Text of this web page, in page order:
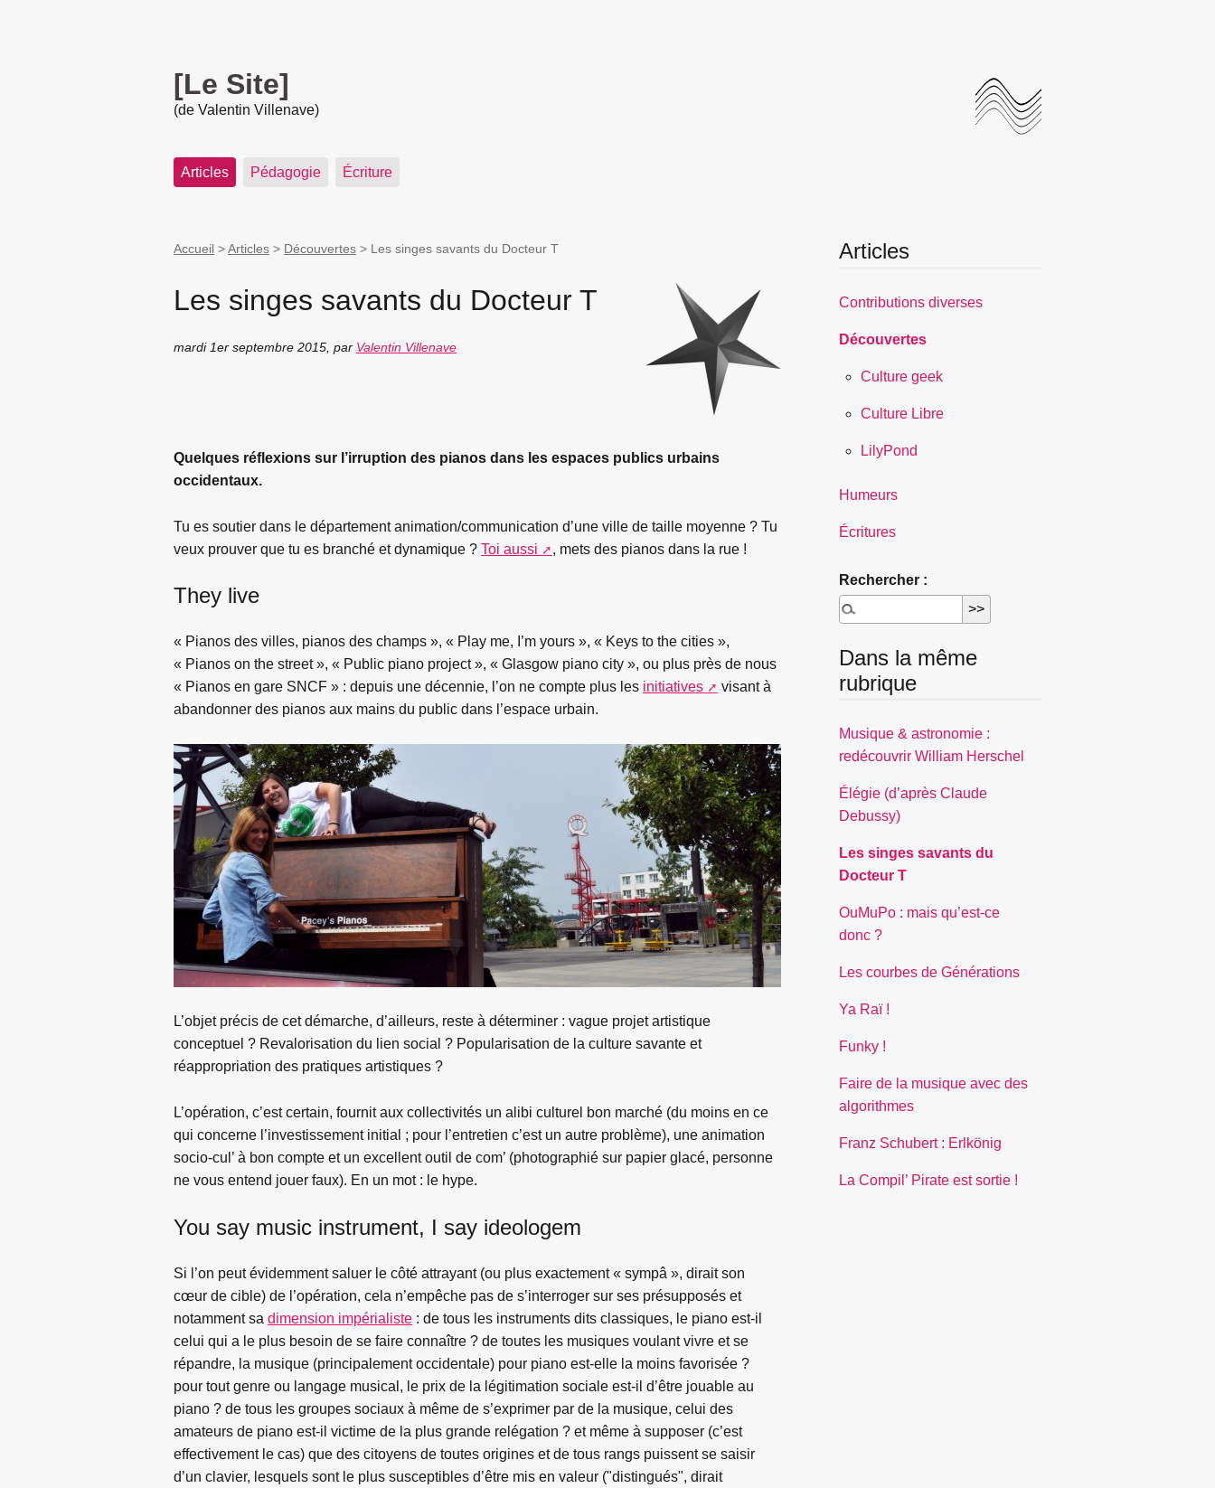
[Le Site]
(de Valentin Villenave)
Articles Pédagogie Écriture
Accueil >Articles > Découvertes > Les singes savants du Docteur T
Les singes savants du Docteur T
mardi 1er septembre 2015 par Valentin Villenave
Quelques réflexions sur l’irruption des pianos dans les espaces publics urbains
occidentaux.
Tu es soutier dans le département animation/communication d’une ville de taille moyenne ? Tu
veux prouver que tu es branché et dynamique ? Toi aussi , mets des pianos dans la rue !
They live
« Pianos des villes, pianos des champs », « Play me, I’m yours », « Keys to the cities »,
« Pianos on the street », « Public piano project », « Glasgow piano city », ou plus près de nous
« Pianos en gare SNCF » : depuis une décennie, l’on ne compte plus les initiatives
visant à
abandonner des pianos aux mains du public dans l’espace urbain.
L’objet précis de cet démarche, d’ailleurs, reste à déterminer : vague projet artistique
conceptuel ? Revalorisation du lien social ? Popularisation de la culture savante et
réappropriation des pratiques artistiques ?
L’opération, c’est certain, fournit aux collectivités un alibi culturel bon marché (du moins en ce
qui concerne l’investissement initial ; pour l’entretien c’est un autre problème), une animation
socio-cul’ à bon compte et un excellent outil de com’ (photographié sur papier glacé, personne
ne vous entend jouer faux). En un mot : le hype.
You say music instrument, I say ideologem
Si l’on peut évidemment saluer le côté attrayant (ou plus exactement « sympâ », dirait son
cœur de cible) de l’opération, cela n’empêche pas de s’interroger sur ses présupposés et
notamment sa dimension impérialiste : de tous les instruments dits classiques, le piano est-il
celui qui a le plus besoin de se faire connaître ? de toutes les musiques voulant vivre et se
répandre, la musique (principalement occidentale) pour piano est-elle la moins favorisée ?
pour tout genre ou langage musical, le prix de la légitimation sociale est-il d’être jouable au
piano ? de tous les groupes sociaux à même de s’exprimer par de la musique, celui des
amateurs de piano est-il victime de la plus grande relégation ? et même à supposer (c’est
effectivement le cas) que des citoyens de toutes origines et de tous rangs puissent se saisir
d’un clavier, lesquels sont le plus susceptibles d’être mis en valeur ("distingués", dirait
Articles
Contributions diverses
Découvertes
Culture geek
Culture Libre
LilyPond
Humeurs
Écritures
Rechercher :
Dans la même
rubrique
Musique & astronomie :
redécouvrir William Herschel
Élégie (d’après Claude
Debussy)
Les singes savants du
Docteur T
OuMuPo : mais qu’est-ce
donc ?
Les courbes de Générations
Ya Raï !
Funky !
Faire de la musique avec des
algorithmes
Franz Schubert : Erlkönig
La Compil’ Pirate est sortie !